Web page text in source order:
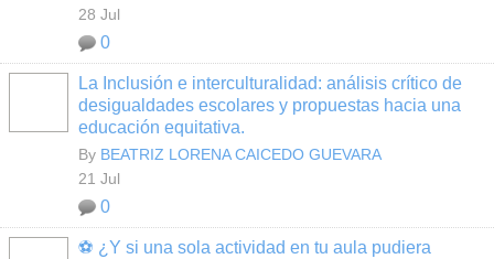
28 Jul
0
La Inclusión e interculturalidad: análisis crítico de
desigualdades escolares y propuestas hacia una
educación equitativa.
By BEATRIZ LORENA CAICEDO GUEVARA
21 Jul
0
⚽ ¿Y si una sola actividad en tu aula pudiera